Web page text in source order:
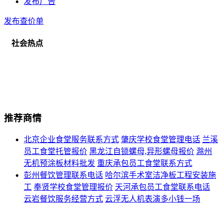
发布查价单
社会热点
推荐商情
北京企业食堂服务联系方式 肇庆学校食堂管理电话 兰溪
员工食堂托管报价 黑龙江自锁螺母,异形螺母报价 滁州
无机预涂板材料批发 重庆承包员工食堂联系方式
彭州餐饮管理联系电话 哈尔滨手术室洁净板工程安装施
工 奉贤学校食堂管理报价 天河承包员工食堂联系电话
云岩餐饮服务经营方式 云浮无人机表演多小钱一场